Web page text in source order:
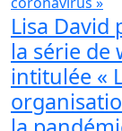
Lisa David
la série de
intitulée «